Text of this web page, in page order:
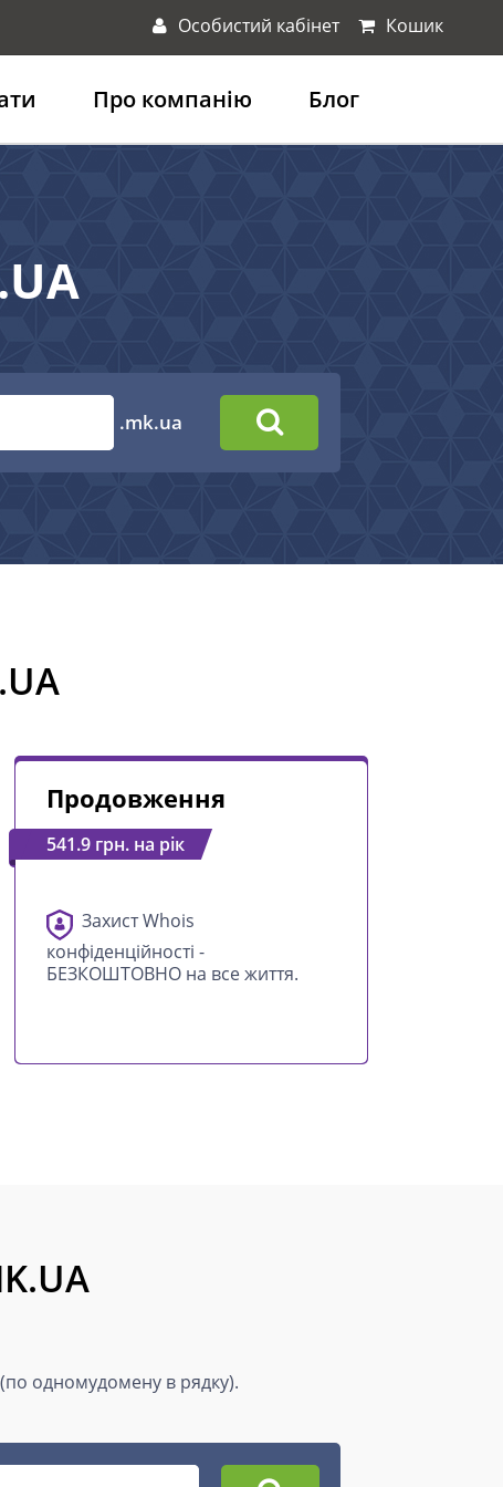
Особистий кабінет Кошик
Про компанію Блог
.mk.ua
Продовження
541.9 грн. на рік
Захист Whois
конфіденційності -
БЕЗКОШТОВНО на все життя.
(по одномудомену в рядку).